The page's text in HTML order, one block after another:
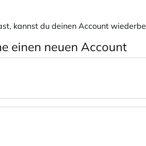
kannst du deinen Account
einen neuen Account